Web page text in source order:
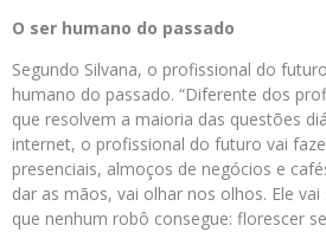
O ser humano do passado
Segundo Silvana, o profissional do
humano do passado. “Diferente dos
que resolvem a maioria das questões
internet, o profissional do futuro vai
presenciais, almoços de negócios e
dar as mãos, vai olhar nos olhos. Ele
que nenhum robô consegue: florescer